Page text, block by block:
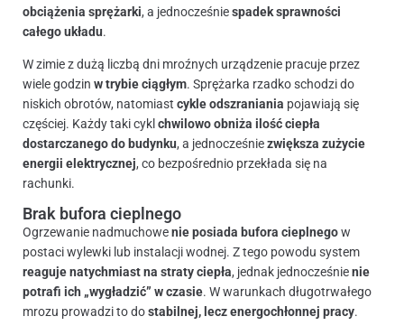
obciążenia sprężarki, a jednocześniespadek sprawności
całego układu.
W zimie z dużą liczbą dni mroźnych urządzenie pracuje przez
wiele godzin w trybie ciągłym. Sprężarka rzadko schodzi do
niskich obrotów, natomiast cykle odszraniania pojawiają się
częściej. Każdy taki cykl chwilowo obniża ilość ciepła
dostarczanego do budynku, a jednocześniezwiększa zużycie
energii elektrycznej, co bezpośrednio przekłada się na
rachunki.
Brak bufora cieplnego
Ogrzewanie nadmuchowenie posiada bufora cieplnegow
postaci wylewki lub instalacji wodnej. Z tego powodu system
reaguje natychmiast na straty ciepła, jednak jednocześnienie
potrafi ich „wygładzić” w czasie. W warunkach długotrwałego
mrozu prowadzi to dostabilnej, lecz energochłonnej pracy.